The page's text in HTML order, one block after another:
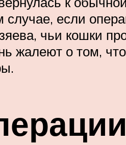
случае, если
чьи кошки
жалеют о том,